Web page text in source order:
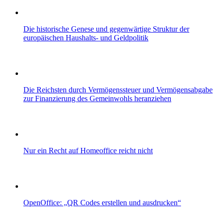
Die historische Genese und gegenwärtige Struktur der
europäischen Haushalts- und Geldpolitik
Die Reichsten durch Vermögenssteuer und Vermögensabgabe
zur Finanzierung des Gemeinwohls heranziehen
Nur ein Recht auf Homeoffice reicht nicht
OpenOffice: „QR Codes erstellen und ausdrucken“